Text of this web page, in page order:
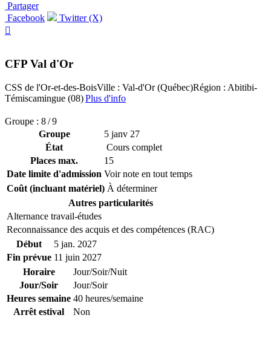
Partager
Facebook
Twitter (X)

CFP Val d'Or
CSS de l'Or-et-des-BoisVille : Val-d'Or (Québec)Région : Abitibi-
Témiscamingue (08)Plus d'info
Groupe : 8 / 9
Groupe
5 janv 27
État
Cours complet
Places max.
15
Date limite d'admission Voir note en tout temps
Coût (incluant matériel) À déterminer
Autres particularités
Alternance travail-études
Reconnaissance des acquis et des compétences (RAC)
Début
5 jan. 2027
Fin prévue 11 juin 2027
Horaire
Jour/Soir/Nuit
Jour/Soir
Jour/Soir
Heures semaine 40 heures/semaine
Arrêt estival
Non